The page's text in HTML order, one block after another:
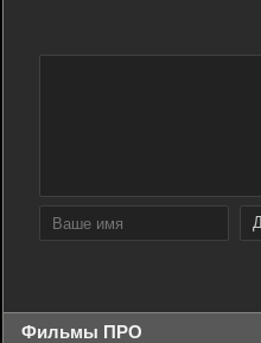
Фильмы ПРО